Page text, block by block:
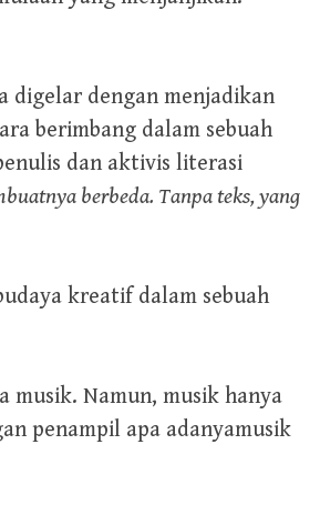
digelar dengan menjadikan
berimbang dalam sebuah
dan aktivis literasi
berbeda. Tanpa teks, yang
kreatif dalam sebuah
musik. Namun, musik hanya
penampil apa adanyamusik